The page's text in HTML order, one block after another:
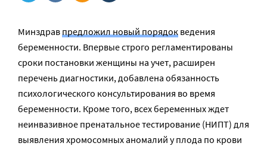
Минздравпредложил новый порядок ведения
беременности. Впервые строго регламентированы
сроки постановки женщины на учет, расширен
перечень диагностики, добавлена обязанность
психологического консультирования во время
беременности. Кроме того, всех беременных ждет
неинвазивное пренатальное тестирование (НИПТ) для
выявления хромосомных аномалий у плода по крови